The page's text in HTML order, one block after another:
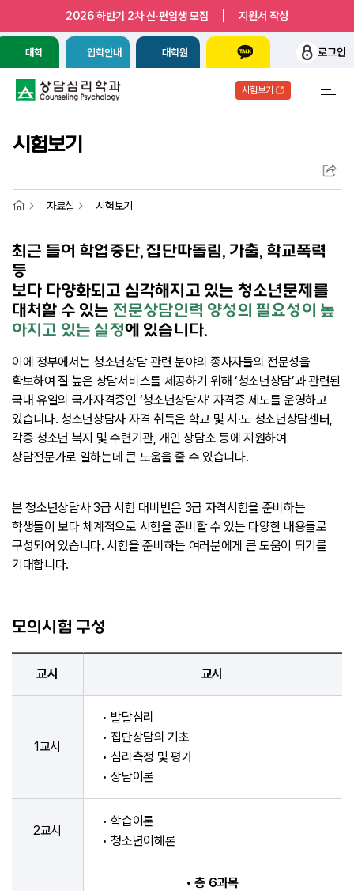
대학 입학안내 대학원
2026 하반기 2차 신·편입생 모집 지원서 작성
로그인
시험보기
시험보기
자료실 시험보기
최근 들어 학업중단, 집단따돌림, 가출, 학교폭력
등
보다 다양화되고 심각해지고 있는 청소년문제를
대처할 수 있는 전문상담인력 양성의 필요성이 높
아지고 있는 실정에 있습니다.
이에 정부에서는 청소년상담 관련 분야의 종사자들의 전문성을
확보하여 질 높은 상담서비스를 제공하기 위해 ‘청소년상담’과 관련된
국내 유일의 국가자격증인 ‘청소년상담사’ 자격증 제도를 운영하고
있습니다. 청소년상담사 자격 취득은 학교 및 시·도 청소년상담센터,
각종 청소년 복지 및 수련기관, 개인 상담소 등에 지원하여
상담전문가로 일하는데 큰 도움을 줄 수 있습니다.
본 청소년상담사 3급 시험 대비반은 3급 자격시험을 준비하는
학생들이 보다 체계적으로 시험을 준비할 수 있는 다양한 내용들로
구성되어 있습니다. 시험을 준비하는 여러분에게 큰 도움이 되기를
기대합니다.
모의시험 구성
교시 교시
1교시
• 발달심리
• 집단상담의 기초
• 심리측정 및 평가
• 상담이론
2교시
• 학습이론
• 청소년이해론
• 총 6과목